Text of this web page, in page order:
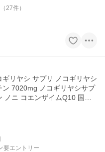
（ 27件）
リヤシ サプリ ノコギリヤシ
ン 7020mg ノコギリヤシサプ
ノニ コエンザイムQ10 国内
要エントリー